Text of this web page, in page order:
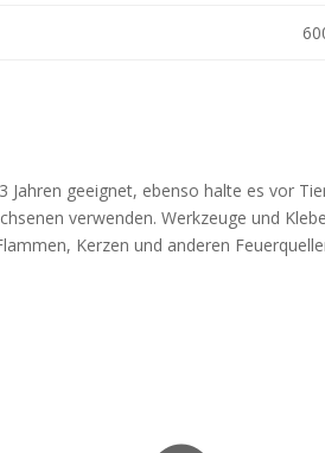
geeignet, ebenso halte es vor
verwenden. Werkzeuge und
Kerzen und anderen